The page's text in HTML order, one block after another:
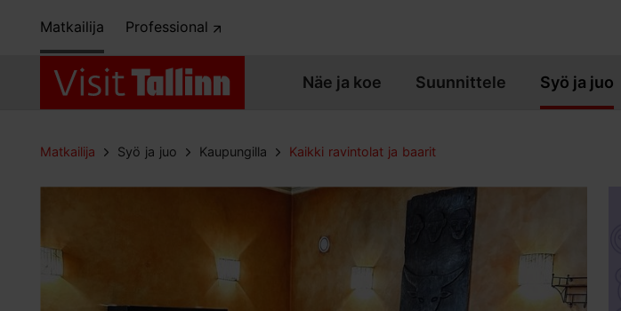
Matkailija Professional
Näe ja koe Suunnittele Syö ja juo
Matkailija Syö ja juo Kaupungilla Kaikki ravintolat ja baarit